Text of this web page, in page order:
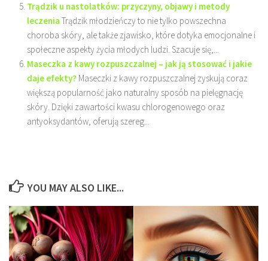
Trądzik u nastolatków: przyczyny, objawy i metody
leczenia Trądzik młodzieńczy to nie tylko powszechna
choroba skóry, ale także zjawisko, które dotyka emocjonalne i
społeczne aspekty życia młodych ludzi. Szacuje się,...
Maseczka z kawy rozpuszczalnej – jak ją stosować i jakie
daje efekty? Maseczki z kawy rozpuszczalnej zyskują coraz
większą popularność jako naturalny sposób na pielęgnację
skóry. Dzięki zawartości kwasu chlorogenowego oraz
antyoksydantów, oferują szereg...
YOU MAY ALSO LIKE...